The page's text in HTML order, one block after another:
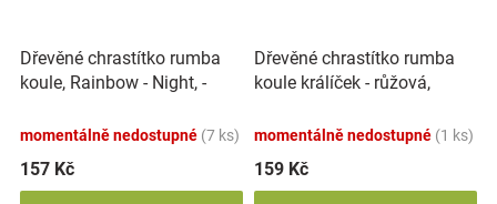
Dřevěné chrastítko rumba
koule, Rainbow - Night, -
momentálně nedostupné (7 ks)
157 Kč
Dřevěné chrastítko rumba
koule králíček - růžová,
momentálně nedostupné (1 ks)
159 Kč